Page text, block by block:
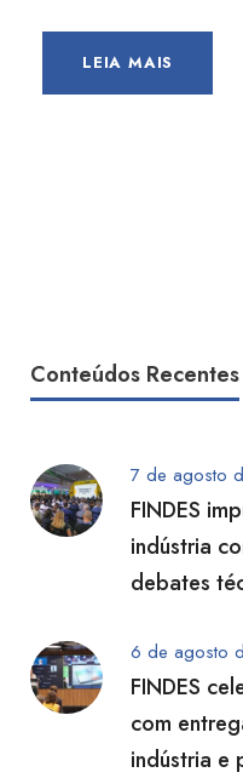
LEIA MAIS
Conteúdos Recentes
7 de agosto
FINDES
indústria
debates
6 de agosto
FINDES
com
indústria e